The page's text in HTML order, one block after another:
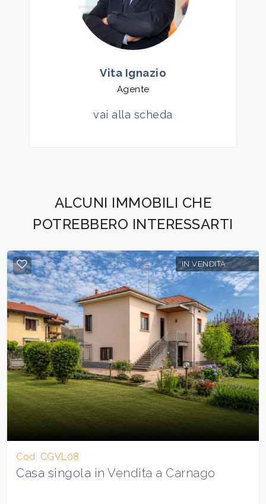
Vita Ignazio
Agente
vai alla scheda
ALCUNI IMMOBILI CHE
POTREBBERO INTERESSARTI
IN VENDITA
Cod. CGVL08
Casa singola in Vendita a Carnago
Giardino
Posto auto/Box
Balcone/Terrazzo
Ascensore
Arredato
Nuova costruzione